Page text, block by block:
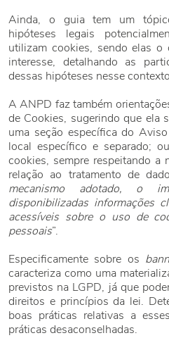
Ainda, o guia tem um
hipóteses legais
utilizam cookies, sendo elas
interesse, detalhando as
dessas hipóteses nesse
A ANPD faz também
de Cookies, sugerindo que ela
uma seção específica do
local específico e separado;
cookies, sempre respeitando a
relação ao tratamento de
mecanismo adotado, o
disponibilizadas informações
acessíveis sobre o uso de
pessoais”.
Especificamente sobre os
caracteriza como uma
previstos na LGPD, já que
direitos e princípios da lei.
boas práticas relativas a
práticas desaconselhadas.